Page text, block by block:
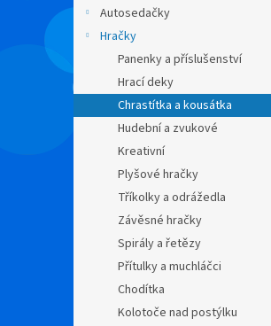
p
a
n
Autosedačky
Hračky
Panenky a příslušenství
Hrací deky
Chrastítka a kousátka
Hudební a zvukové
Kreativní
Plyšové hračky
Tříkolky a odrážedla
Závěsné hračky
Spirály a řetězy
Přítulky a muchláčci
Chodítka
Kolotoče nad postýlku